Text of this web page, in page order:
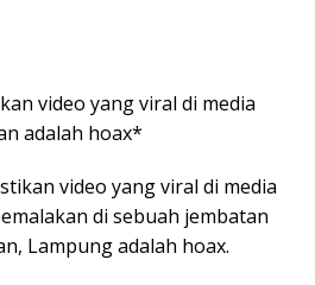
video yang viral di media
adalah hoax*
video yang viral di media
di sebuah jembatan
Lampung adalah hoax.